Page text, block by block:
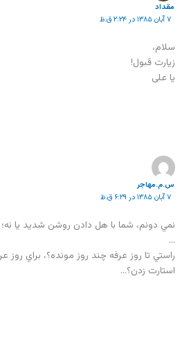
مقداد
۷ آبان ۱۳۸۵ در ۲:۲۴ ق.ظ
سلام،
زیارت قبول!
یا علی
س.م.مهاجر
۷ آبان ۱۳۸۵ در ۶:۲۹ ق.ظ
نمي دونم، شما با هل دادن روشن شديد يا
…
راستي تا روز عرفه چند روز مونده؟، براي روز
استارت زدن؟…